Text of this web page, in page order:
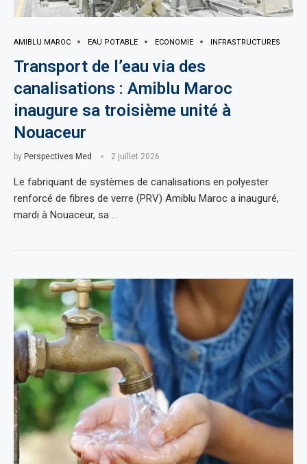
AMIBLU MAROC EAU POTABLE ECONOMIE INFRASTRUCTURES
Transport de l’eau via des
canalisations : Amiblu Maroc
inaugure sa troisième unité à
Nouaceur
by Perspectives Med 2 juillet 2026
Le fabriquant de systèmes de canalisations en polyester
renforcé de fibres de verre (PRV) Amiblu Maroc a inauguré,
mardi à Nouaceur, sa …